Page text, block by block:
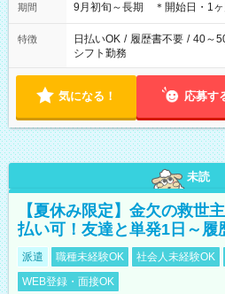
期間 9月初旬～長期 ＊開始日・1ヶ
特徴 日払いOK / 履歴書不要 / 40～
シフト勤務
気になる！ 応募す
未読
【夏休み限定】金欠の救世
払い可！友達と単発1日～履
派遣 職種未経験OK 社会人未経験OK
WEB登録・面接OK